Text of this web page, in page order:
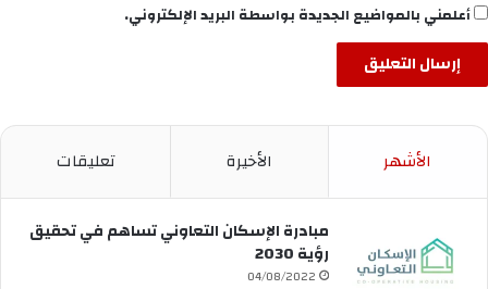
أعلمني بالمواضيع الجديدة بواسطة البريد الإلكتروني.
الأشهر الأخيرة تعليقات
مبادرة الإسكان التعاوني تساهم في تحقيق
رؤية 2030
04/08/2022